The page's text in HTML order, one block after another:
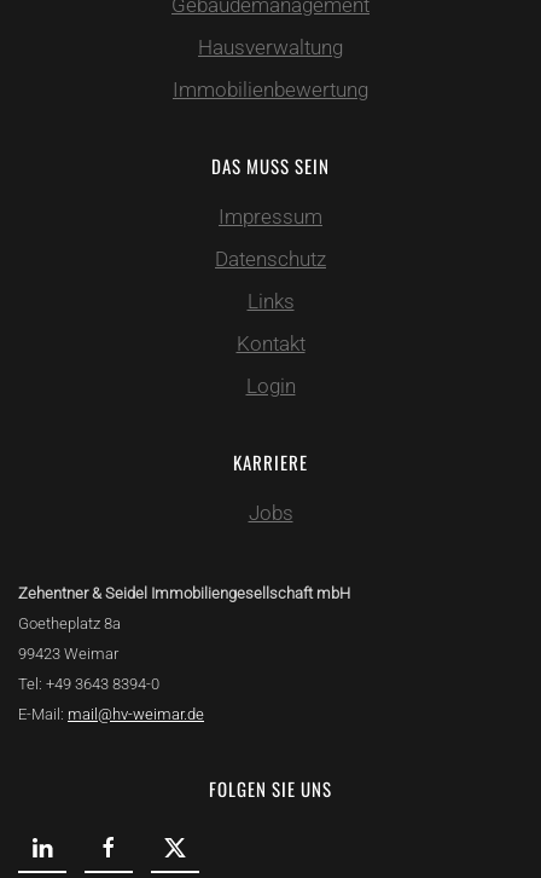
Gebäudemanagement
Hausverwaltung
Immobilienbewertung
DAS MUSS SEIN
Impressum
Datenschutz
Links
Kontakt
Login
KARRIERE
Jobs
Zehentner & Seidel Immobiliengesellschaft mbH
Goetheplatz 8a
99423 Weimar
Tel: +49 3643 8394-0
E-Mail: mail@hv-weimar.de
FOLGEN SIE UNS